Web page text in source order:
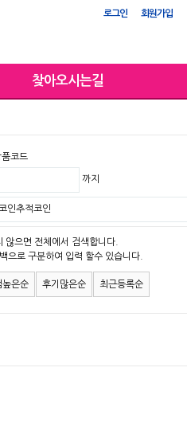
로그인 회원가입
찾아오시는길
맨위로
품코드
까지
으면 전체에서 검색합니다.
으로 구분하여 입력 할수 있습니다.
높은순 후기많은순 최근등록순